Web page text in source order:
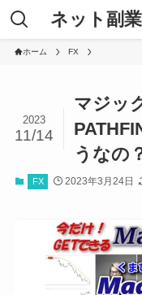
ネット副
ホーム FX
マジッ
うなの
2023
11/14
FX 2023年3月24日